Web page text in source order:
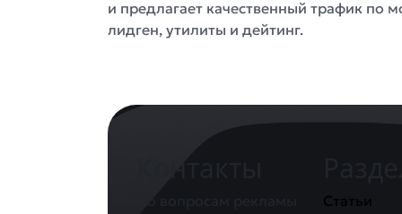
и предлагает качественный трафик по
лидген, утилиты и дейтинг.
Статьи